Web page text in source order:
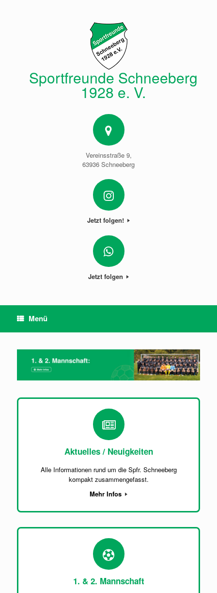
Sportfreunde Schneeberg
1928 e. V.
Vereinsstraße 9,
63936 Schneeberg
Jetzt folgen!
Jetzt folgen
Menü
Aktuelles / Neuigkeiten
Alle Informationen rund um die Spfr. Schneeberg
kompakt zusammengefasst.
Mehr Infos
1. & 2. Mannschaft